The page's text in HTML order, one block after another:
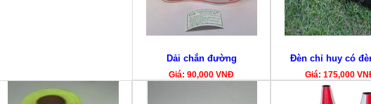
Dải chắn đường
Giá: 90,000 VNĐ
Đèn chỉ huy có
Giá: 175,000